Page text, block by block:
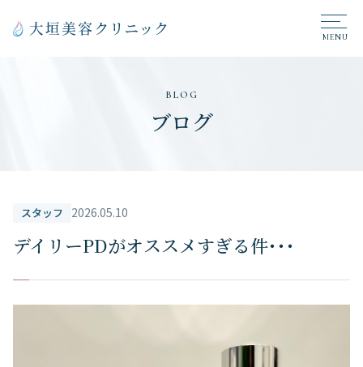
BLOG
ブログ
スタッフ 2026.05.10
デイリーPDがオススメすぎる件・・・